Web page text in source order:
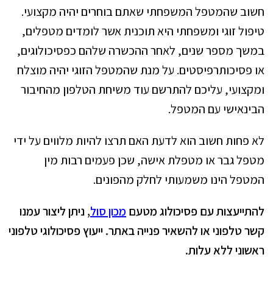
חשוב שהמטפל המשפחתי שאתם בוחרים יהיה מקצועי.
טיפול זוגי ומשפחתי היא תוכנית אשר לומדים מטפלים,
במשך מספר שנים, לאחר ההכשרה שלהם כפסיכולוגים,
או פסיכותרפיסטים. על מנת שהמטפל הזוגי יהיה מוצלח
ומקצועי, עליכם להתרשם עוד משיחת הטלפון מהחיבור
הבינאישי עם המטפל.
לא פחות חשוב הוא לדעת האם תרצו להיות מלווים על ידי
מטפל גבר או מטפלת אישה, שכן פעמים רבות מין
המטפל הינו משמעותי לחלק מהפונים.
להתייעצות עם פסיכולוג מטעם מכון סול, ניתן ליצור עמנו
קשר טלפוני או להשאיר פנייה באתר. ייעוץ פסיכולוגי טלפוני
ראשוני ללא עלות.